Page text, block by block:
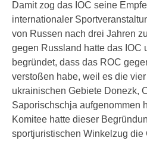
Damit zog das IOC seine
internationaler
von Russen nach drei Jahren
gegen Russland hatte das IOC
begründet, dass das ROC
verstoßen habe, weil es die
ukrainischen Gebiete Donezk,
Saporischschja aufgenommen
Komitee hatte dieser
sportjuristischen Winkelzug die